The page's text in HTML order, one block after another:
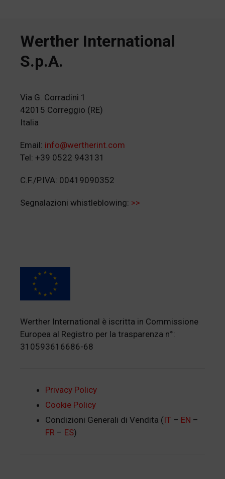
Werther International
S.p.A.
Via G. Corradini 1
42015 Correggio (RE)
Italia
Email: info@wertherint.com
Tel: +39 0522 943131
C.F./P.IVA: 00419090352
Segnalazioni whistleblowing: >>
Werther International è iscritta in Commissione
Europea al Registro per la trasparenza n°:
310593616686-68
Privacy Policy
Cookie Policy
Condizioni Generali di Vendita (IT – EN –
FR – ES)